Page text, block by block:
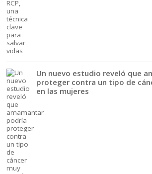
Un nuevo estudio reveló que
proteger contra un tipo de
en las mujeres